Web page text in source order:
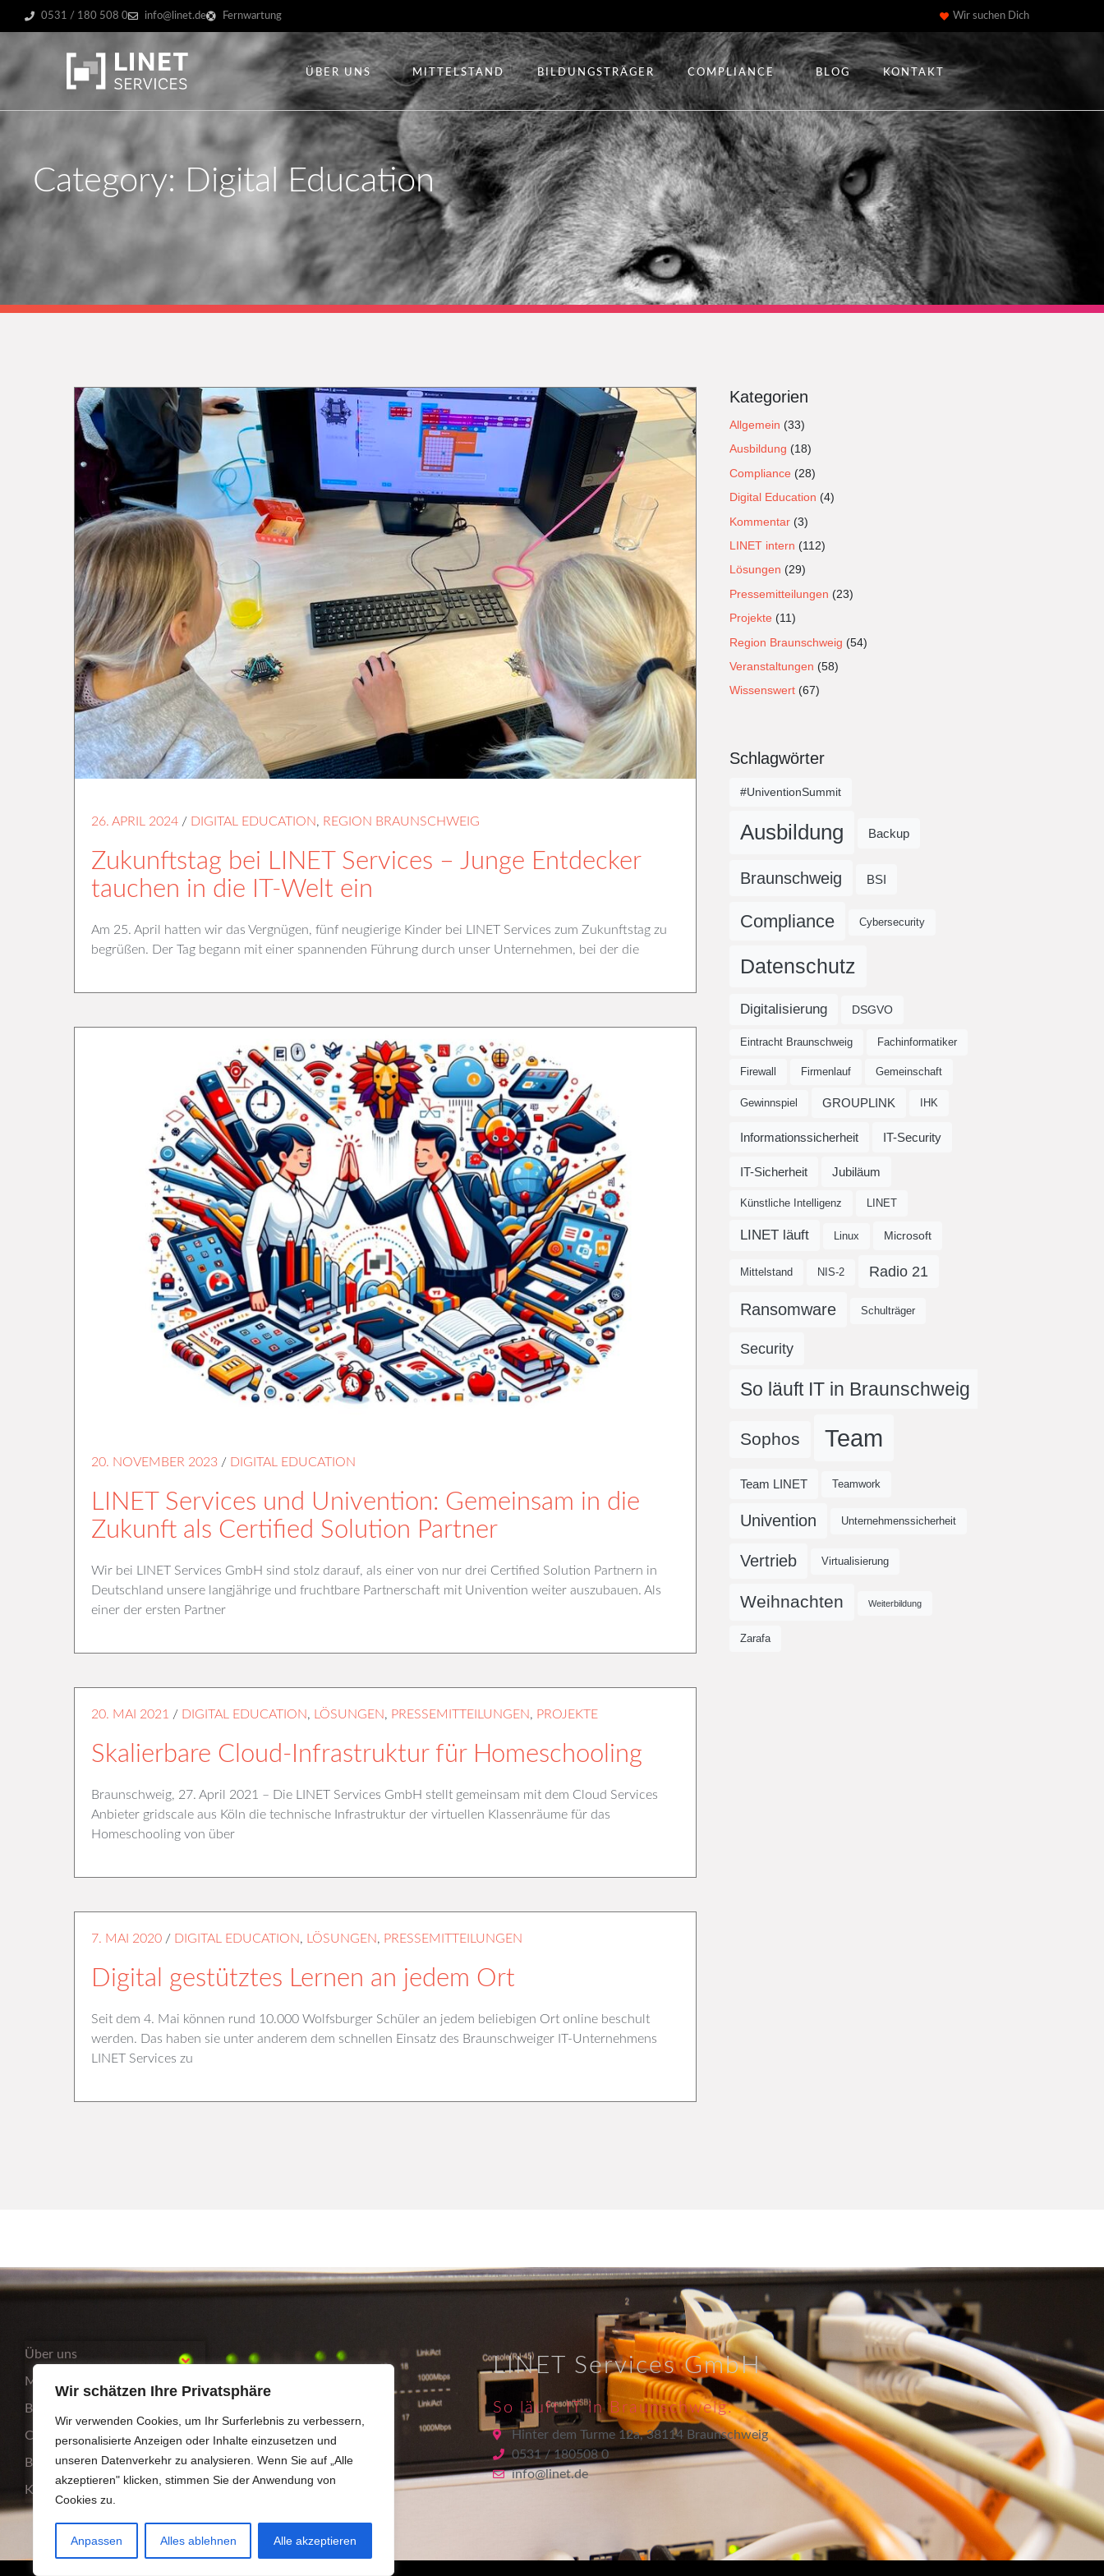
Wir schätzen Ihre Privatsphäre
Wir verwenden Cookies, um Ihr Surferlebnis zu verbessern,
personalisierte Anzeigen oder Inhalte einzusetzen und
unseren Datenverkehr zu analysieren. Wenn Sie auf „Alle
akzeptieren" klicken, stimmen Sie der Anwendung von
Cookies zu.
Anpassen Alles ablehnen Alle akzeptieren
0531 / 180 508 0 info@linet.de Fernwartung Wir suchen Dich
ÜBER UNS MITTELSTAND BILDUNGSTRÄGER COMPLIANCE BLOG KONTAKT
Category: Digital Education
26. APRIL 2024 / DIGITAL EDUCATION, REGION BRAUNSCHWEIG
Zukunftstag bei LINET Services – Junge Entdecker
tauchen in die IT-Welt ein
Am 25. April hatten wir das Vergnügen, fünf neugierige Kinder bei LINET Services zum Zukunftstag zu
begrüßen. Der Tag begann mit einer spannenden Führung durch unser Unternehmen, bei der die
20. NOVEMBER 2023 / DIGITAL EDUCATION
LINET Services und Univention: Gemeinsam in die
Zukunft als Certified Solution Partner
Wir bei LINET Services GmbH sind stolz darauf, als einer von nur drei Certified Solution Partnern in
Deutschland unsere langjährige und fruchtbare Partnerschaft mit Univention weiter auszubauen. Als
einer der ersten Partner
20. MAI 2021 / DIGITAL EDUCATION, LÖSUNGEN, PRESSEMITTEILUNGEN, PROJEKTE
Skalierbare Cloud-Infrastruktur für Homeschooling
Braunschweig, 27. April 2021 – Die LINET Services GmbH stellt gemeinsam mit dem Cloud Services
Anbieter gridscale aus Köln die technische Infrastruktur der virtuellen Klassenräume für das
Homeschooling von über
7. MAI 2020 / DIGITAL EDUCATION, LÖSUNGEN, PRESSEMITTEILUNGEN
Digital gestütztes Lernen an jedem Ort
Seit dem 4. Mai können rund 10.000 Wolfsburger Schüler an jedem beliebigen Ort online beschult
werden. Das haben sie unter anderem dem schnellen Einsatz des Braunschweiger IT-Unternehmens
LINET Services zu
Kategorien
Allgemein (33)
Ausbildung (18)
Compliance (28)
Digital Education (4)
Kommentar (3)
LINET intern (112)
Lösungen (29)
Pressemitteilungen (23)
Projekte (11)
Region Braunschweig (54)
Veranstaltungen (58)
Wissenswert (67)
Schlagwörter
#UniventionSummit
Ausbildung Backup
Braunschweig BSI
Compliance Cybersecurity
Datenschutz
Digitalisierung DSGVO
Eintracht Braunschweig Fachinformatiker
Firewall Firmenlauf Gemeinschaft
Gewinnspiel GROUPLINK IHK
Informationssicherheit IT-Security
IT-Sicherheit Jubiläum
Künstliche Intelligenz LINET
LINET läuft Linux Microsoft
Mittelstand NIS-2 Radio 21
Ransomware Schulträger
Security
So läuft IT in Braunschweig
Sophos Team
Team LINET Teamwork
Univention Unternehmenssicherheit
Vertrieb Virtualisierung
Weihnachten Weiterbildung
Zarafa
Über uns
Mittelstand
Bildungsträger
Compliance
Blog
Kontakt
LINET Services GmbH
So läuft IT in Braunschweig.
Hinter dem Turme 12a, 38114 Braunschweig
0531 / 180508 0
info@linet.de